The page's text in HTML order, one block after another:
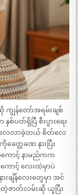
ျွန်တော်အရမ်းချစ်
စ်ပတ်ရှိပြီ စီးပွားရေး
လေလာခဲ့တယ် စိတ်လေ
ေတ္တခဏ နားပြီး
ောင့် နာမည်ကက
ာင့် လေးထဲမှာပဲ
ချိန်လေးတွေမှာ အင်
ဇာတ်လမ်းဆို ယူပြီး